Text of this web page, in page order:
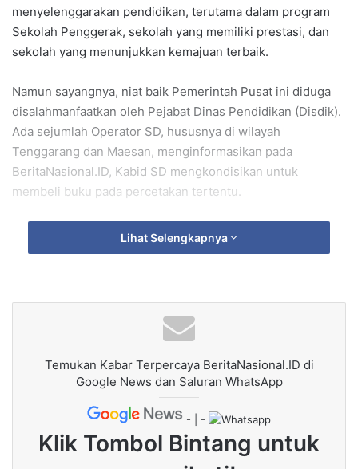
menyelenggarakan pendidikan, terutama dalam program
Sekolah Penggerak, sekolah yang memiliki prestasi, dan
sekolah yang menunjukkan kemajuan terbaik.
Namun sayangnya, niat baik Pemerintah Pusat ini diduga
disalahmanfaatkan oleh Pejabat Dinas Pendidikan (Disdik).
Ada sejumlah Operator SD, hususnya di wilayah
Tenggarang dan Maesan, menginformasikan pada
BeritaNasional.ID, Kabid SD mengkondisikan untuk
membeli buku pada percetakan tertentu.
Tentu saja intervensi ini membuat Operator SD
kebingungan, karena disamping masing-masing sekolah
Yuliati, mengatakan tidak ada pengkondisian terkait
pembelian buku, karena itu murni kewenangan lembaga
penerima Boskin. Disdik hanya bertugas mensosialisasikan
Juknis tentang penggunaan BOSKIN dari Kemendikdasmin.
Lihat Selengkapnya
Temukan Kabar Terpercaya BeritaNasional.ID di
Google News dan Saluran WhatsApp
- | -
Klik Tombol Bintang untuk